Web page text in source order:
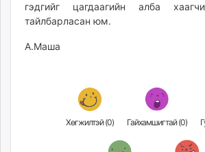
гэдгийг цагдаагийн алба
тайлбарласан юм.
А.Маша
Хөгжилтэй (0) Гайхамшигтай (0)